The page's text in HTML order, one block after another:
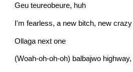
Geu teureobeure, huh
I'm fearless, a new bitch, new crazy
Ollaga next one
(Woah-oh-oh-oh) balbajwo